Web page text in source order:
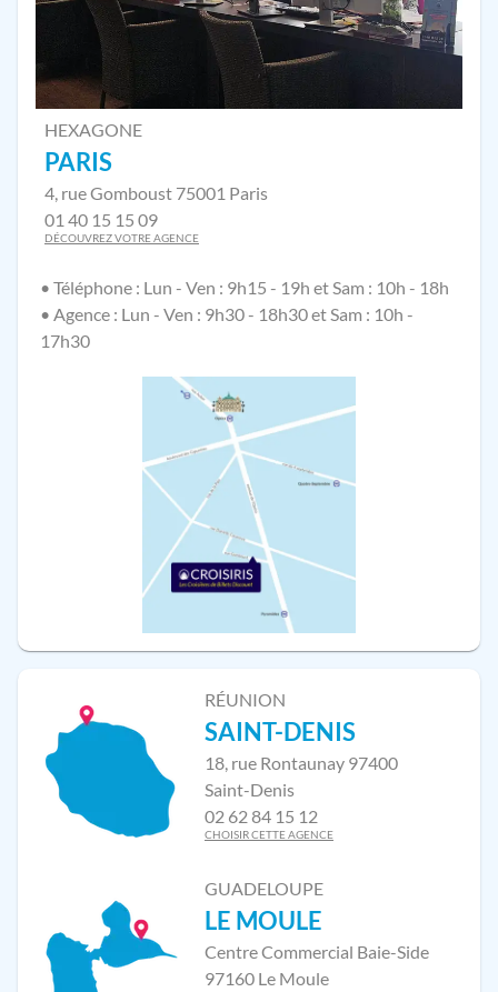
HEXAGONE
PARIS
4, rue Gomboust 75001 Paris
01 40 15 15 09
DÉCOUVREZ VOTRE AGENCE
• Téléphone : Lun - Ven : 9h15 - 19h et Sam : 10h - 18h
• Agence : Lun - Ven : 9h30 - 18h30 et Sam : 10h -
17h30
RÉUNION
SAINT-DENIS
18, rue Rontaunay 97400
Saint-Denis
02 62 84 15 12
CHOISIR CETTE AGENCE
GUADELOUPE
LE MOULE
Centre Commercial Baie-Side
97160 Le Moule